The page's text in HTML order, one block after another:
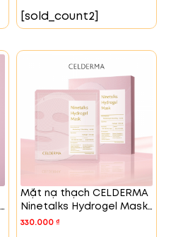
[sold_count2]
Mặt nạ thạch CELDERMA
Ninetalks Hydrogel Mask
(4 miếng/hộp)
330.000₫